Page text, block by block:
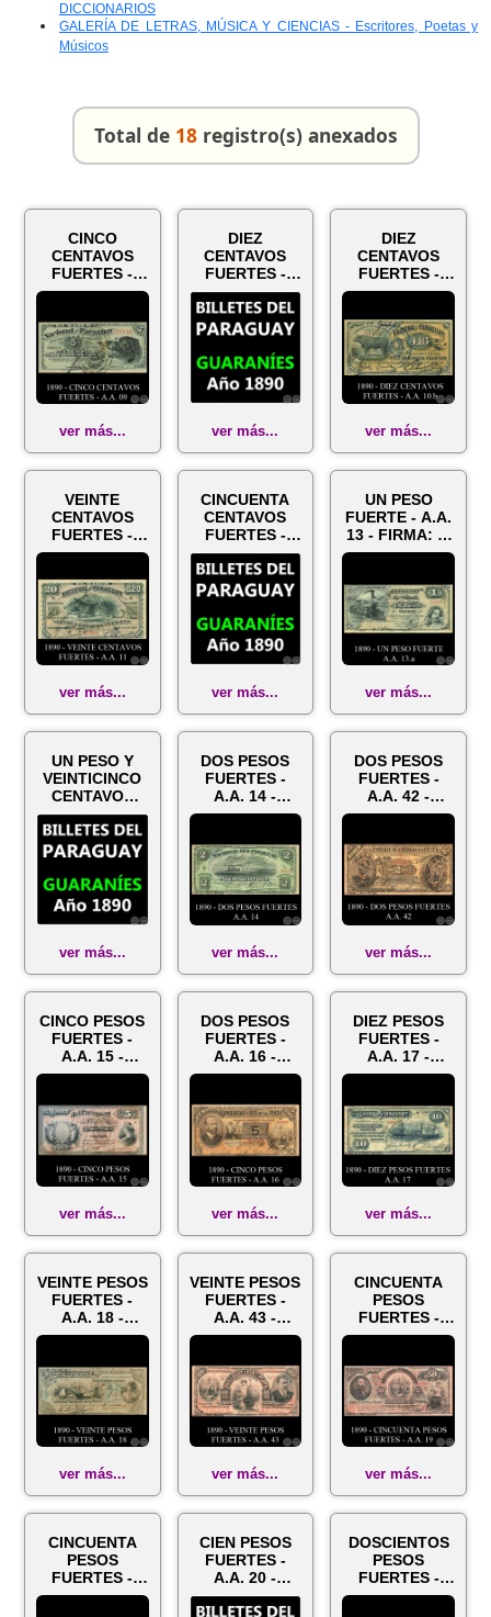
DICCIONARIOS
GALERÍA DE LETRAS, MÚSICA Y CIENCIAS - Escritores, Poetas y
Músicos
Total de 18 registro(s) anexados
CINCO
CENTAVOS
FUERTES -
A.A. 09 -
URDAPILLETA
- J.E....
ver más...
DIEZ
CENTAVOS
FUERTES -
A.A. 10.a -
FIRMA: JOSÉ
URDAPILLETA
ver más...
DIEZ
CENTAVOS
FUERTES -
A.A. 10.b -
PEDRO
MIRANDA - E.
COR...
ver más...
VEINTE
CENTAVOS
FUERTES -
A.A. 11 -
MIRANDA -
J.E. SAGUIER
...
ver más...
CINCUENTA
CENTAVOS
FUERTES -
A.A. 12 -
FIRMAS: JOSÉ
URDAPILLETA
ver más...
UN PESO
FUERTE - A.A.
13 - FIRMA: E.
CORREA - J.E.
M...
ver más...
UN PESO Y
VEINTICINCO
CENTAVOS
FUERTES -
A.A. 41 -
FIRMAS:
ver más...
DOS PESOS
FUERTES -
A.A. 14 -
FIRMA:
BARRIOS -
PEDRO
JORBA...
ver más...
DOS PESOS
FUERTES -
A.A. 42 -
FIRMA: JOSÉ
-
FRANCISCO...
ver más...
CINCO PESOS
FUERTES -
A.A. 15 -
FIRMAS:
MIRANDA -
BEDOYA - ...
ver más...
DOS PESOS
FUERTES -
A.A. 16 -
FIRMAS: JOSÉ
- CORREA -...
ver más...
DIEZ PESOS
FUERTES -
A.A. 17 -
FIRMAS:
MIRANDA -
JUAN QUELL...
ver más...
VEINTE PESOS
FUERTES -
A.A. 18 -
FIRMAS: E.
PEDRO
MIRAND...
ver más...
VEINTE PESOS
FUERTES -
A.A. 43 -
FIRMAS: JUAN
- .....
ver más...
CINCUENTA
PESOS
FUERTES -
A.A. 19 -
PEDRO
MIRANDA -
J.E. ...
ver más...
CINCUENTA
PESOS
FUERTES -
A.A. 44 -
CIEN PESOS
FUERTES -
A.A. 20 -
FIRMAS:
PEDRO
DOSCIENTOS
PESOS
FUERTES -
A.A. 21 -